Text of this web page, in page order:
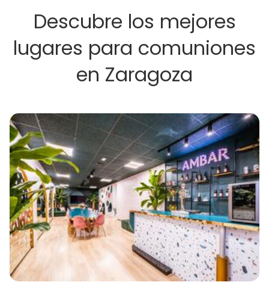
Descubre los mejores
lugares para comuniones
en Zaragoza